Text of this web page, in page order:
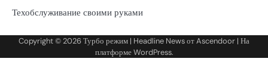
Техобслуживание своими руками
Copyright © 2026Турбо режим | Headline News отAscendoor | На
платформеWordPress.